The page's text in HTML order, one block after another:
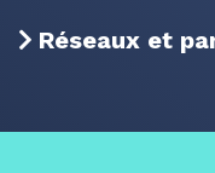
Réseaux et